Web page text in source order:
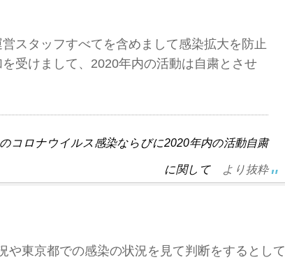
スタッフすべてを含めまして感染拡大を防止
受けまして、2020年内の活動は自粛とさせ
コロナウイルス感染ならびに2020年内の活動自粛
に関して より抜粋
東京都での感染の状況を見て判断をするとして